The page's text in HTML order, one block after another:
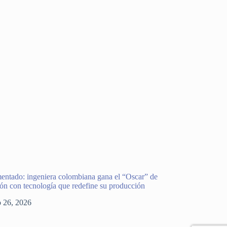
ingeniera colombiana gana el “Oscar” de
con tecnología que redefine su producción
26, 2026